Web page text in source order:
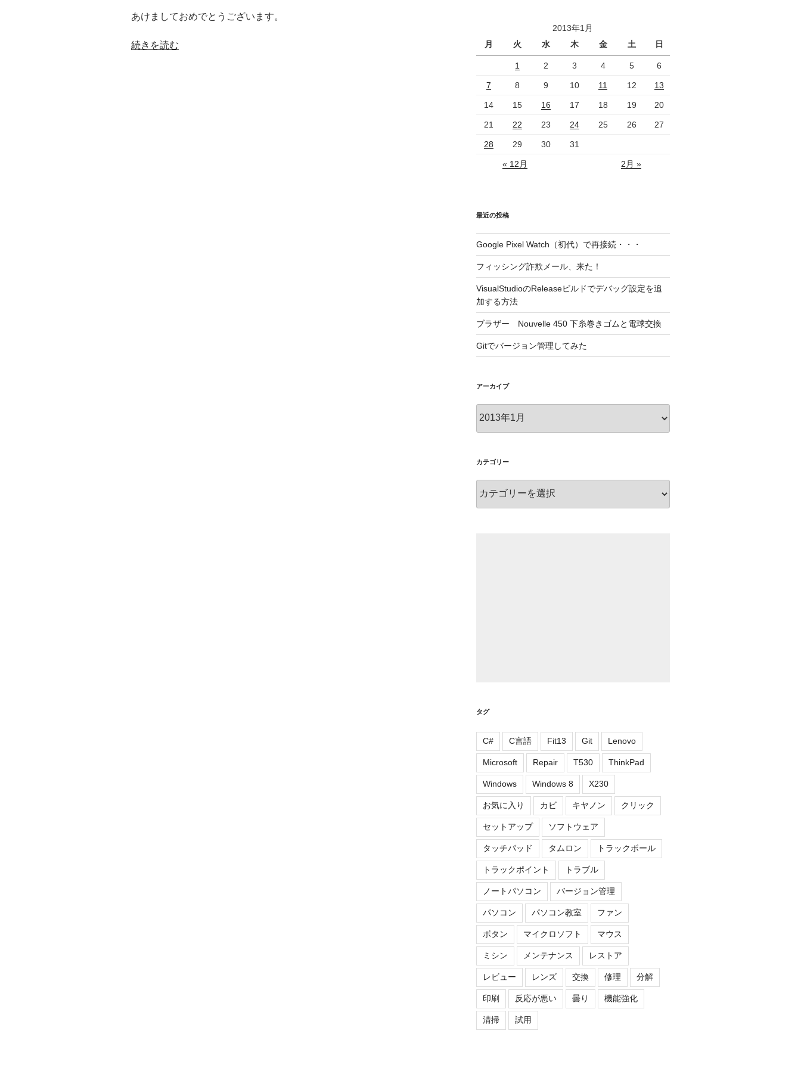
あけましておめでとうございます。
“あ
続きを読む
2013年1月
月
火 水 木 金 土 日
1 2 3 4 5 6
7 8 9 10 11 12 13
14 15 16 17 18 19 20
21 22 23 24 25 26 27
28 29 30 31
« 12月 2月 »
最近の投稿
Google Pixel Watch（初代）で再接続・・・
フィッシング詐欺メール、来た！
VisualStudioのReleaseビルドでデバッグ設定を追
加する方法
ブラザー Nouvelle 450 下糸巻きゴムと電球交換
Gitでバージョン管理してみた
アーカイブ
ー
ブ
カテゴリー
テ
タグ
C# C言語 Fit13 Git Lenovo
Microsoft Repair T530 ThinkPad
Windows Windows 8 X230
お気に入り カビ キヤノン クリック
セットアップ ソフトウェア
タッチパッド タムロン トラックボール
トラックポイント トラブル
ノートパソコン バージョン管理
パソコン パソコン教室 ファン
ボタン マイクロソフト マウス
ミシン メンテナンス レストア
レビュー レンズ 交換 修理 分解
印刷 反応が悪い 曇り 機能強化
清掃 試用